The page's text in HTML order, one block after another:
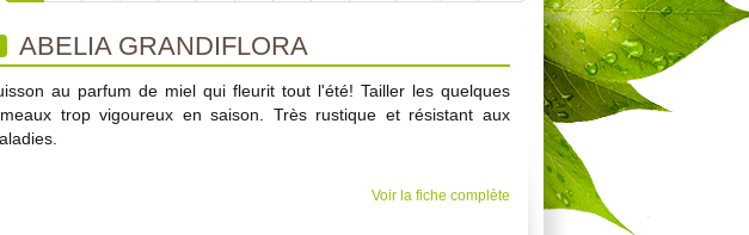
ABELIA GRANDIFLORA
au parfum de miel qui fleurit tout l'été! Tailler les quelques
trop vigoureux en saison. Très rustique et résistant aux
Voir la fiche complète